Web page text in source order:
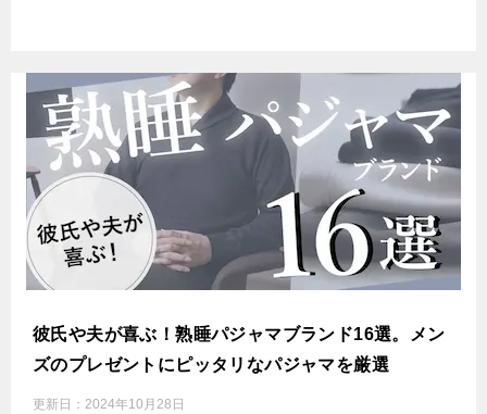
彼氏や夫が喜ぶ！熟睡パジャマブランド16選。メン
ズのプレゼントにピッタリなパジャマを厳選
更新日： 2024年10月28日